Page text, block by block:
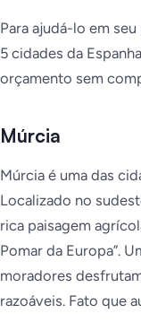
Para ajudá-lo em
5 cidades da
orçamento sem
Múrcia
Múrcia é uma das
Localizado no
rica paisagem
Pomar da Europa”.
moradores
razoáveis. Fato que